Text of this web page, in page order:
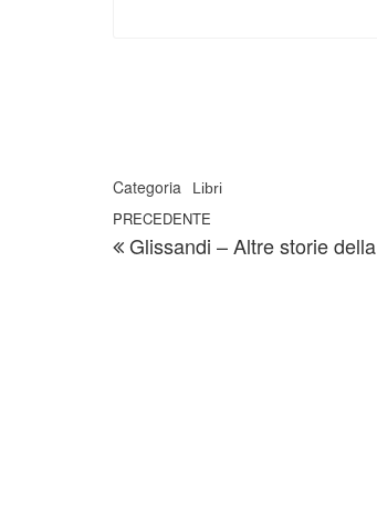
Categoria Libri
Navigazione
Articolo precedente
PRECEDENTE
Glissandi – Altre storie